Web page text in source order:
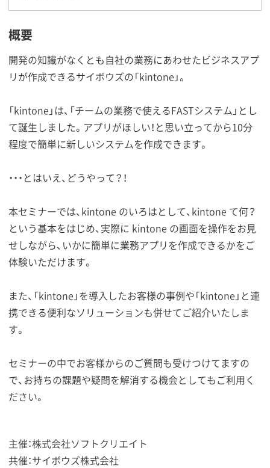
概要
開発の知識がなくとも自社の業務にあわせたビジネスアプ
リが作成できるサイボウズの「kintone」。
「kintone」は、「チームの業務で使えるFASTシステム」とし
て誕生しました。アプリがほしい！と思い立ってから10分
程度で簡単に新しいシステムを作成できます。
・・・とはいえ、どうやって？！
本セミナーでは、kintone のいろはとして、kintone て何？
という基本をはじめ、実際に kintone の画面を操作をお見
せしながら、いかに簡単に業務アプリを作成できるかをご
体験いただけます。
また、「kintone」を導入したお客様の事例や「kintone」と連
携できる便利なソリューションも併せてご紹介いたしま
す。
セミナーの中でお客様からのご質問も受けつけてますの
で、お持ちの課題や疑問を解消する機会としてもご利用く
ださい。
主催：株式会社ソフトクリエイト
共催：サイボウズ株式会社